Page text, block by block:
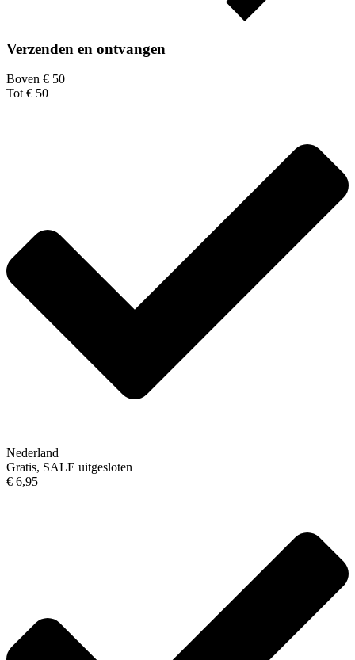
Verzenden en ontvangen
Boven € 50
Tot € 50
Nederland
Gratis, SALE uitgesloten
€ 6,95